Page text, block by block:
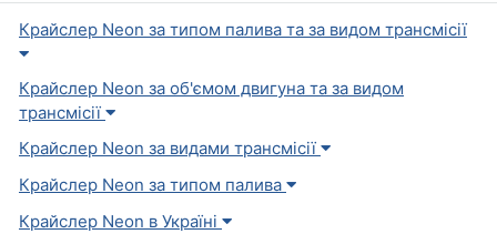
Крайслер Neon за типом палива та за видом трансмісії
Крайслер Neon за об'ємом двигуна та за видом
трансмісії
Крайслер Neon за видами трансмісії
Крайслер Neon за типом палива
Крайслер Neon в Україні